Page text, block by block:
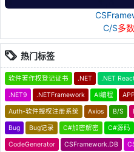
C/S多
热门标签
软件著作权登记证书 .NET .NET
.NET9 .NETFramework AI编程 APP
Auth-软件授权注册系统 Axios B/S
Bug Bug记录 C#加密解密 C#源码
CodeGenerator CSFramework.DB